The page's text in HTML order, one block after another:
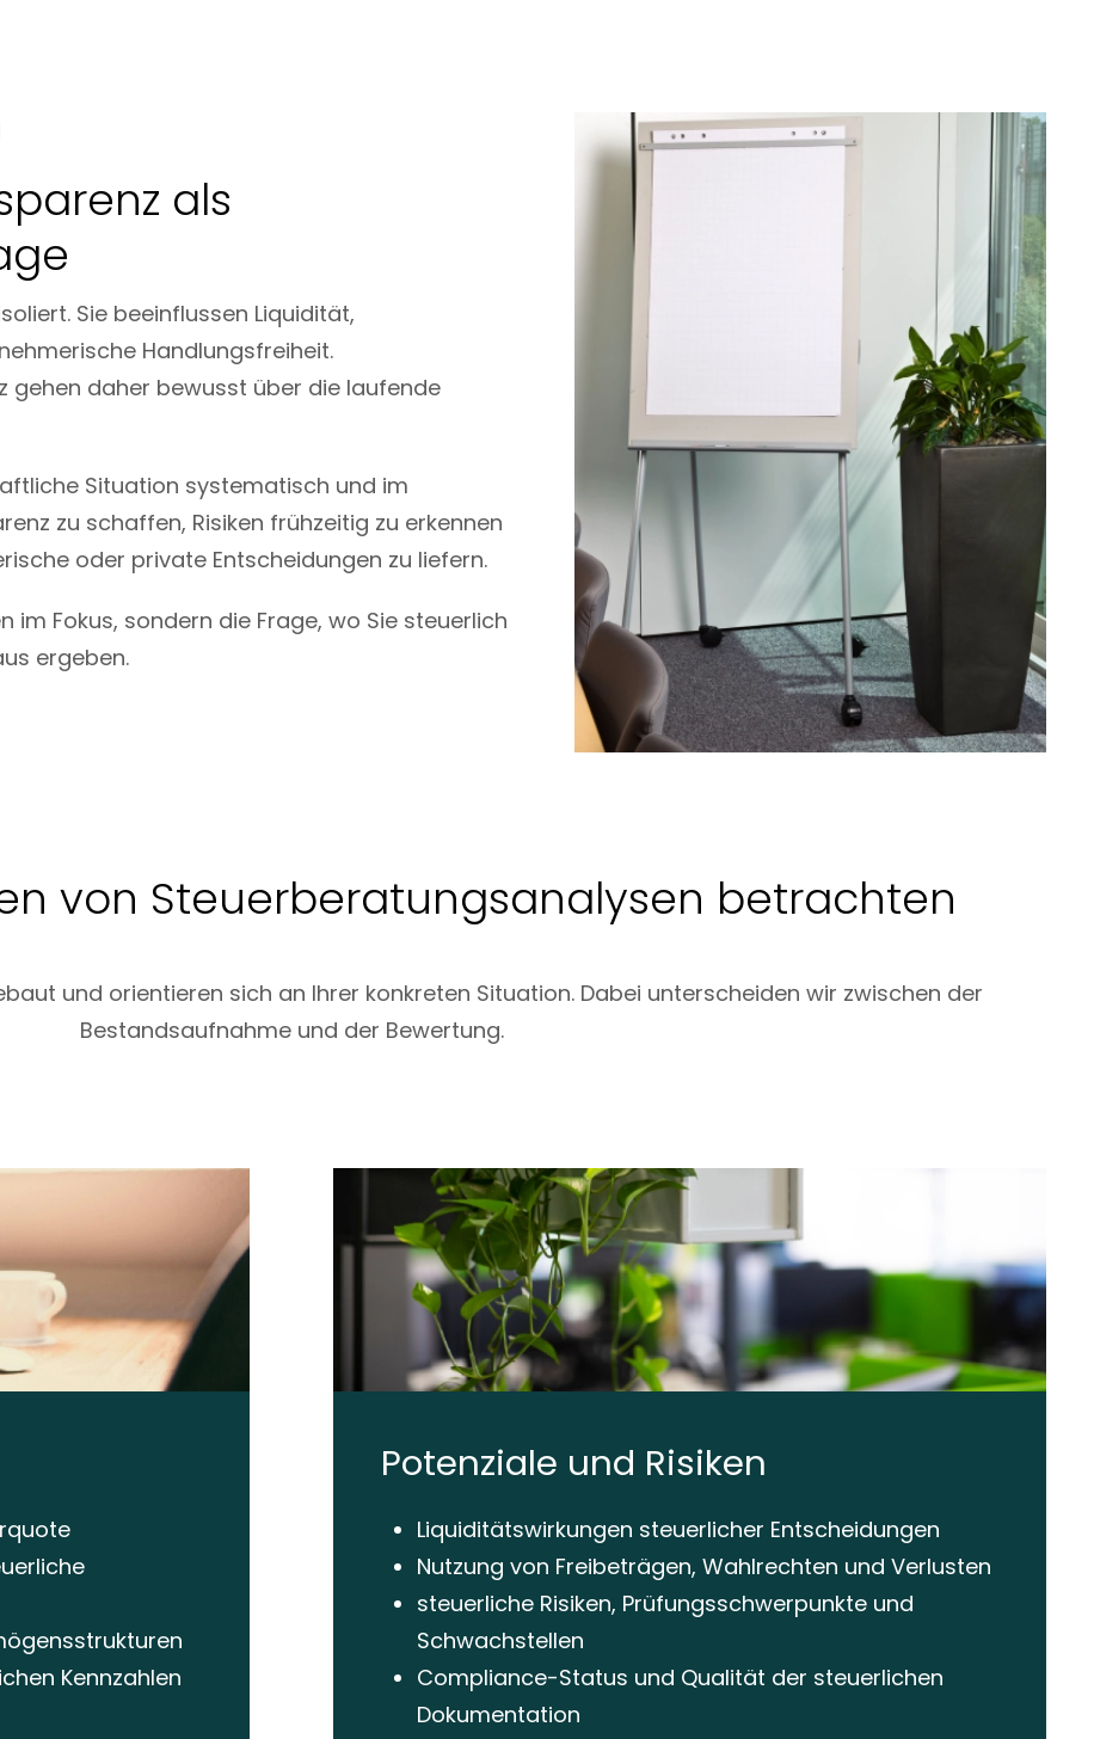
als
Sie beeinflussen Liquidität,
Handlungsfreiheit.
gehen daher bewusst über die laufende
Situation systematisch und im
zu schaffen, Risiken frühzeitig zu erkennen
oder private Entscheidungen zu liefern.
Fokus, sondern die Frage, wo Sie steuerlich
ergeben.
von Steuerberatungsanalysen betrachten
und orientieren sich an Ihrer konkreten Situation. Dabei unterscheiden wir zwischen der
Bestandsaufnahme und der Bewertung.
Kennzahlen
Potenziale und Risiken
Liquiditätswirkungen steuerlicher Entscheidungen
Nutzung von Freibeträgen, Wahlrechten und Verlusten
steuerliche Risiken, Prüfungsschwerpunkte und
Schwachstellen
Compliance-Status und Qualität der steuerlichen
Dokumentation